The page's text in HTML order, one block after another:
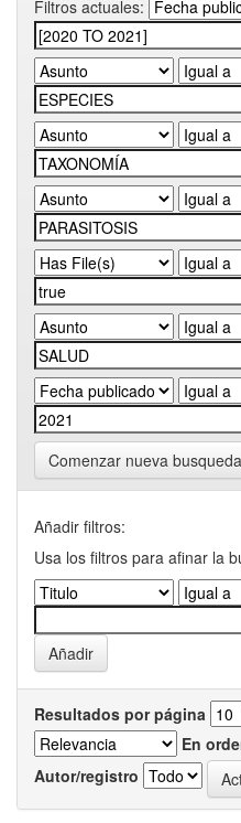
Filtros actuales:
Comenzar nueva busqueda
Añadir filtros:
Usa los filtros para afinar la
Resultados por página
En
Autor/registro